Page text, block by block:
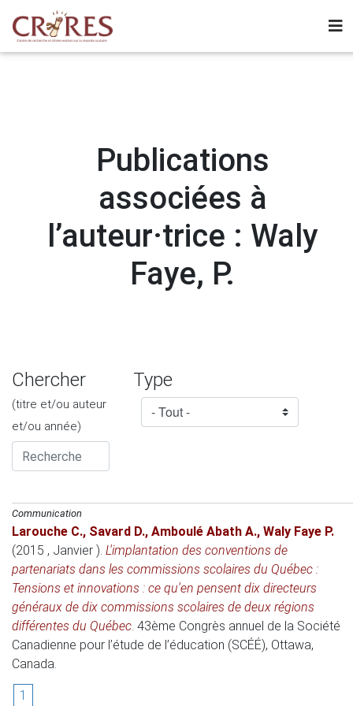
Publications
associées à
l’auteur·trice : Waly
Faye, P.
Chercher
(titre et/ou auteur
et/ou année)
Type
Communication
Larouche C., Savard D., Amboulé Abath A., Waly Faye P.
(2015 , Janvier ). L'implantation des conventions de
partenariats dans les commissions scolaires du Québec :
Tensions et innovations : ce qu'en pensent dix directeurs
généraux de dix commissions scolaires de deux régions
différentes du Québec. 43ème Congrès annuel de la Société
Canadienne pour l’étude de l’éducation (SCÉÉ), Ottawa,
Canada.
1